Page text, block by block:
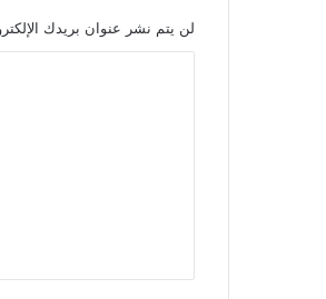
لن يتم نشر عنوان بريدك